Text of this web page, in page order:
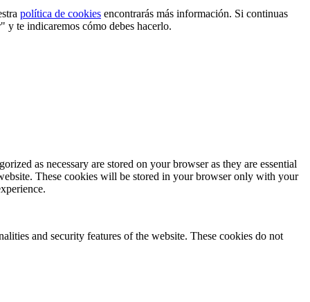
política de cookies encontrarás más información. Si continuas
y te indicaremos cómo debes hacerlo.
as necessary are stored on your browser as they are essential
These cookies will be stored in your browser only with your
and security features of the website. These cookies do not